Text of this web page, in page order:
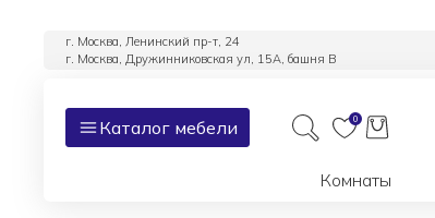
г. Москва, Ленинский пр-т, 24
г. Москва, Дружинниковская ул, 15А, башня В
Каталог мебели 0
Комнаты